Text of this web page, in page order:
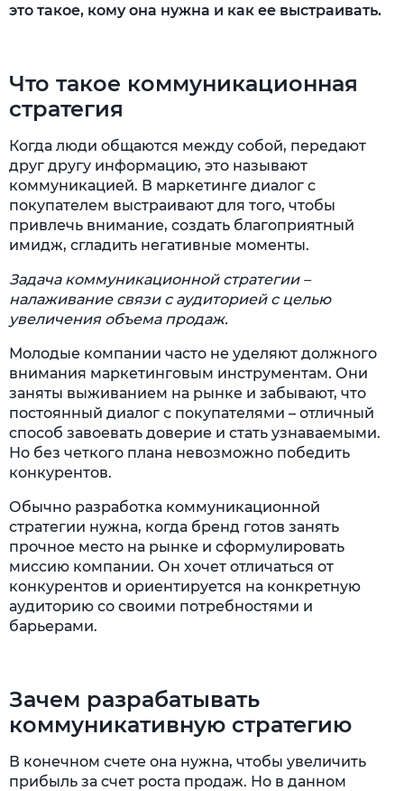
это такое, кому она нужна и как ее выстраивать.
Что такое коммуникационная
стратегия
Когда люди общаются между собой, передают
друг другу информацию, это называют
коммуникацией. В маркетинге диалог с
покупателем выстраивают для того, чтобы
привлечь внимание, создать благоприятный
имидж, сгладить негативные моменты.
Задачакоммуникационной стратегии –
налаживание связи с аудиторией с целью
увеличения объема продаж.
Молодые компании часто не уделяют должного
внимания маркетинговым инструментам. Они
заняты выживанием на рынке и забывают, что
постоянный диалог с покупателями – отличный
способ завоевать доверие и стать узнаваемыми.
Но без четкого плана невозможно победить
конкурентов.
Обычно разработка коммуникационной
стратегии нужна, когда бренд готов занять
прочное место на рынке и сформулировать
миссию компании. Он хочет отличаться от
конкурентов и ориентируется на конкретную
аудиторию со своими потребностями и
барьерами.
Зачем разрабатывать
коммуникативную стратегию
В конечном счете она нужна, чтобы увеличить
прибыль за счет роста продаж. Но в данном